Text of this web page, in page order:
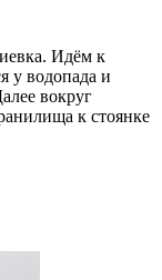
Идём к
у водопада и
вокруг
к стоянке